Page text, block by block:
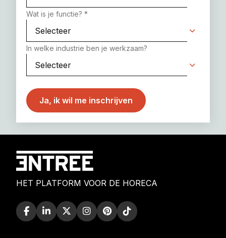
Wat is je functie? *
In welke industrie ben je werkzaam?
HET PLATFORM VOOR DE HORECA